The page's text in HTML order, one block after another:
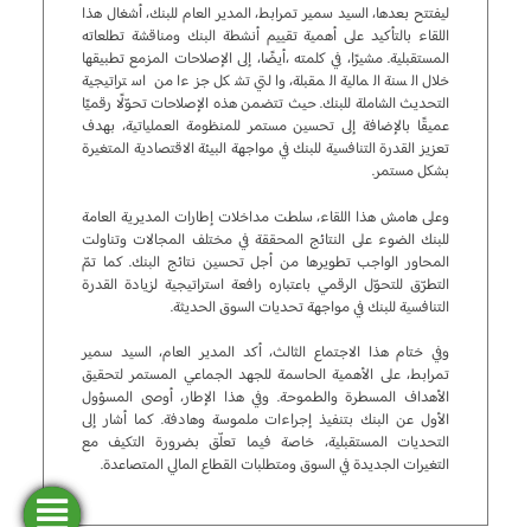
ليفتتح بعدها، السيد سمير تمرابط، المدير العام للبنك، أشغال هذا
اللقاء بالتأكيد على أهمية تقييم أنشطة البنك ومناقشة تطلعاته
المستقبلية. مشيرًا، في كلمته ،أيضًا، إلى الإصلاحات المزمع تطبيقها
خلال السنة المالية المقبلة، والتي تشكل جزءا من استراتيجية
التحديث الشاملة للبنك. حيث تتضمن هذه الإصلاحات تحوّلًا رقميًا
عميقًا بالإضافة إلى تحسين مستمر للمنظومة العملياتية، بهدف
تعزيز القدرة التنافسية للبنك في مواجهة البيئة الاقتصادية المتغيرة
بشكل مستمر.
وعلى هامش هذا اللقاء، سلطت مداخلات إطارات المديرية العامة
للبنك الضوء على النتائج المحققة في مختلف المجالات وتناولت
المحاور الواجب تطويرها من أجل تحسين نتائج البنك. كما تمّ
التطرّق للتحوّل الرقمي باعتباره رافعة استراتيجية لزيادة القدرة
التنافسية للبنك في مواجهة تحديات السوق الحديثة.
وفي ختام هذا الاجتماع الثالث، أكد المدير العام، السيد سمير
تمرابط، على الأهمية الحاسمة للجهد الجماعي المستمر لتحقيق
الأهداف المسطرة والطموحة. وفي هذا الإطار، أوصى المسؤول
الأول عن البنك بتنفيذ إجراءات ملموسة وهادفة. كما أشار إلى
التحديات المستقبلية، خاصة فيما تعلّق بضرورة التكيف مع
التغيرات الجديدة في السوق ومتطلبات القطاع المالي المتصاعدة.
ابحث
طلب
المحاكاة
فتح